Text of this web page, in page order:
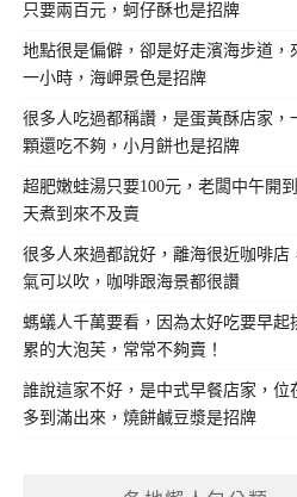
只要兩百元，蚵仔酥也是招牌
地點很是偏僻，卻是好走濱海步道，
一小時，海岬景色是招牌
很多人吃過都稱讚，是蛋黃酥店家，
顆還吃不夠，小月餅也是招牌
超肥嫩蛙湯只要100元，老闆中午開
天煮到來不及賣
很多人來過都說好，離海很近咖啡店
氣可以吹，咖啡跟海景都很讚
螞蟻人千萬要看，因為太好吃要早起
累的大泡芙，常常不夠賣！
誰說這家不好，是中式早餐店家，位
多到滿出來，燒餅鹹豆漿是招牌